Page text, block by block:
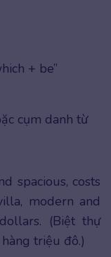
+ be”
cụm danh từ
spacious, costs
modern and
(Biệt thự
triệu đô.)